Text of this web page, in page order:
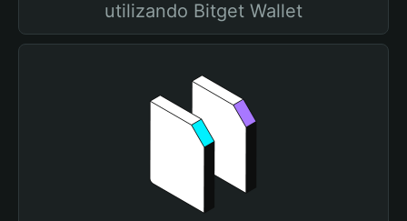
utilizando Bitget Wallet